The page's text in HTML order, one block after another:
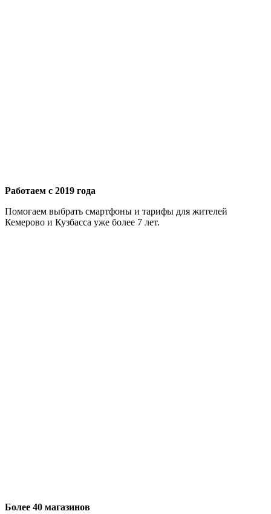
Работаем с 2019 года
Помогаем выбрать смартфоны и тарифы для жителей
Кемерово и Кузбасса уже более 7 лет.
Более 40 магазинов